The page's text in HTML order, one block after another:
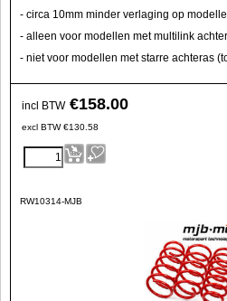
- circa 10mm minder verlaging op
- alleen voor modellen met multilink
- niet voor modellen met starre achteras
incl BTW €158.00
excl BTW €130.58
RW10314-MJB